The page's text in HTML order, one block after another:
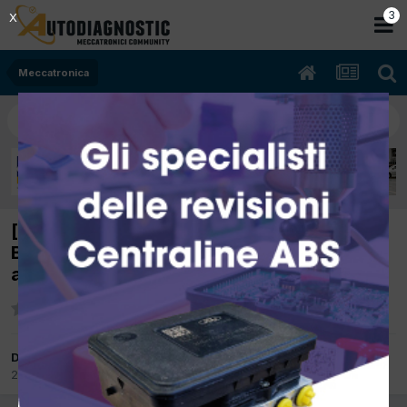
Meccatronica
[Citroen C3 01/2007 1124cc HFX 44Kw
Benzina] A freddo si spegne e non tira poi
appena fatti 500m và tutto ok
Da meccanico
23 Settembre 2017inMeccatronica
2
X